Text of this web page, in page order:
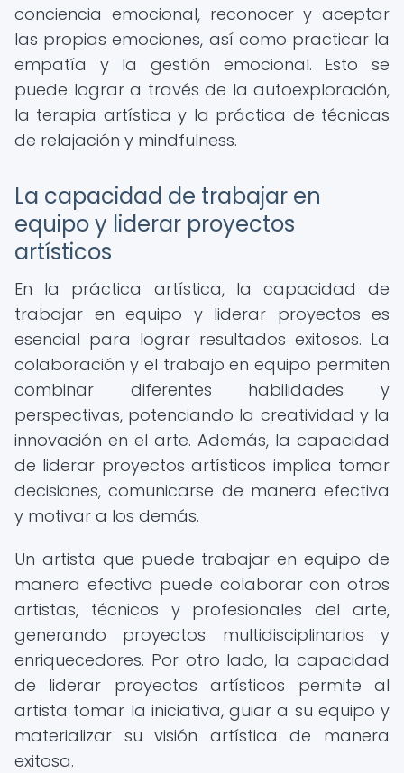
conciencia emocional, reconocer y aceptar
las propias emociones, así como practicar la
empatía y la gestión emocional. Esto se
puede lograr a través de la autoexploración,
la terapia artística y la práctica de técnicas
de relajación y mindfulness.
La capacidad de trabajar en
equipo y liderar proyectos
artísticos
En la práctica artística, la capacidad de
trabajar en equipo y liderar proyectos es
esencial para lograr resultados exitosos. La
colaboración y el trabajo en equipo permiten
combinar diferentes habilidades y
perspectivas, potenciando la creatividad y la
innovación en el arte. Además, la capacidad
de liderar proyectos artísticos implica tomar
decisiones, comunicarse de manera efectiva
y motivar a los demás.
Un artista que puede trabajar en equipo de
manera efectiva puede colaborar con otros
artistas, técnicos y profesionales del arte,
generando proyectos multidisciplinarios y
enriquecedores. Por otro lado, la capacidad
de liderar proyectos artísticos permite al
artista tomar la iniciativa, guiar a su equipo y
materializar su visión artística de manera
exitosa.